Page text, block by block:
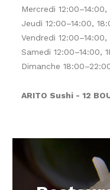
Mercredi
Jeudi 12:00–14:00,
Vendredi
Samedi 12:00–14:00,
Dimanche
ARITO Sushi - 12